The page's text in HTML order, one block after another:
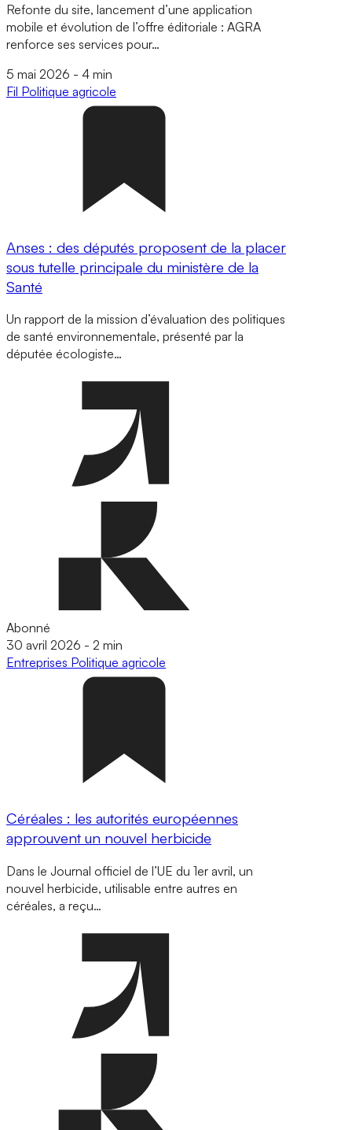
Refonte du site, lancement d’une application
mobile et évolution de l’offre éditoriale : AGRA
renforce ses services pour…
5 mai 2026 - 4 min
Fil Politique agricole
Anses : des députés proposent de la placer
sous tutelle principale du ministère de la
Santé
Un rapport de la mission d’évaluation des politiques
de santé environnementale, présenté par la
députée écologiste…
Abonné
30 avril 2026 - 2 min
Entreprises Politique agricole
Céréales : les autorités européennes
approuvent un nouvel herbicide
Dans le Journal officiel de l’UE du 1er avril, un
nouvel herbicide, utilisable entre autres en
céréales, a reçu…